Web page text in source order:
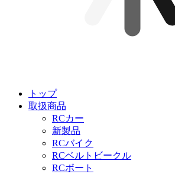
トップ
取扱商品
RCカー
新製品
RCバイク
RCベルトビークル
RCボート